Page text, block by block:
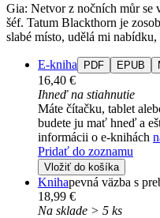
Gia: Netvor z nočních můr se
šéf. Tatum Blackthorn je
slabé místo, udělá mi
E-kniha PDF EPUB
16,40 €
Ihneď na stiahnutie
Máte čítačku, tablet
budete ju mať hneď a
informácii o e-knihách
Pridať do zoznamu
Vložiť do košíka
Knihapevná väzba s
18,99 €
Na sklade > 5 ks